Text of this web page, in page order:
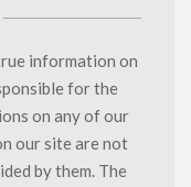
information on
for the
on any of our
our site are not
by them. The